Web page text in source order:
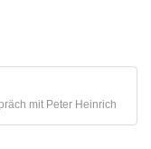
mit Peter Heinrich